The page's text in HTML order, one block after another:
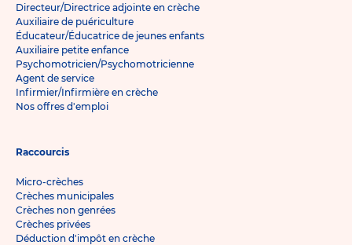
Directeur/Directrice adjointe en crèche
Auxiliaire de puériculture
Éducateur/Éducatrice de jeunes enfants
Auxiliaire petite enfance
Psychomotricien/Psychomotricienne
Agent de service
Infirmier/Infirmière en crèche
Nos offres d'emploi
Raccourcis
Micro-crèches
Crèches municipales
Crèches non genrées
Crèches privées
Déduction d'impôt en crèche